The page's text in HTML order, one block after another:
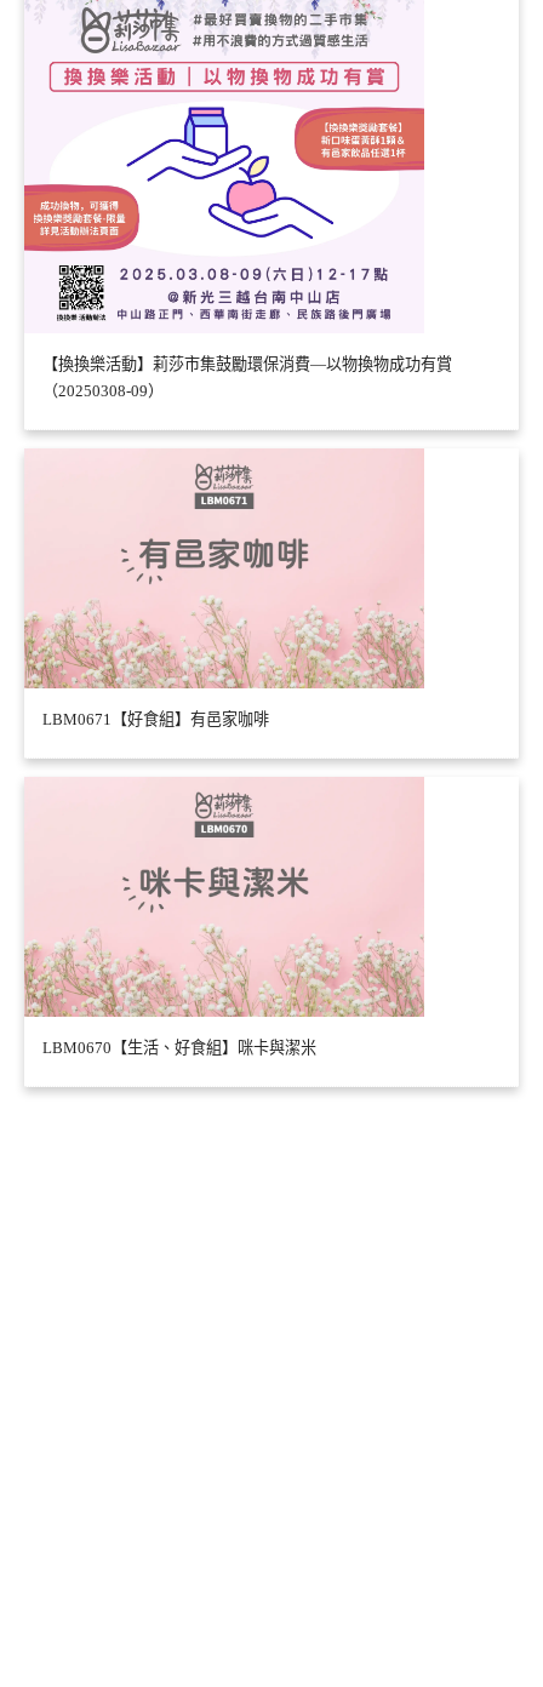
【換換樂活動】莉莎市集鼓勵環保消費—以物換物成功有賞
（20250308-09）
LBM0671【好食組】有邑家咖啡
LBM0670【生活、好食組】咪卡與潔米